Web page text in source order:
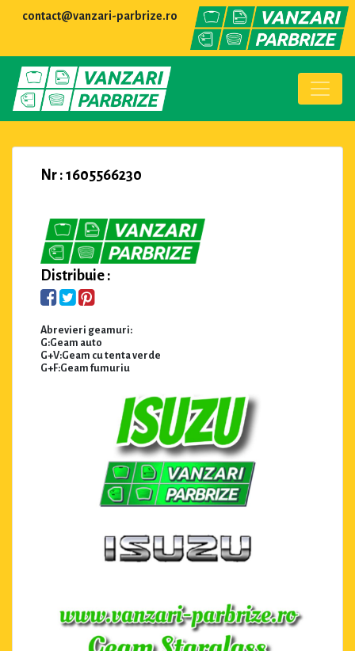
contact@vanzari-parbrize.ro
Nr : 1605566230
Distribuie :
Abrevieri geamuri:
G:Geam auto
G+V:Geam cu tenta verde
G+F:Geam fumuriu